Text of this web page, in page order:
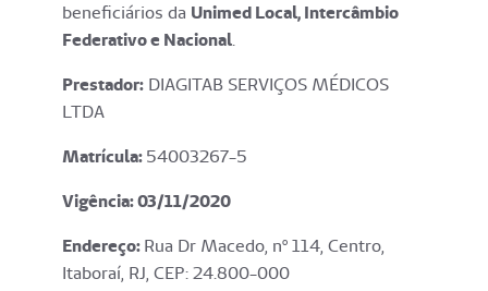
beneficiários da Unimed Local, Intercâmbio
Federativo e Nacional.
Prestador: DIAGITAB SERVIÇOS MÉDICOS
LTDA
Matrícula:54003267-5
Vigência: 03/11/2020
Endereço:Rua Dr Macedo, nº 114, Centro,
Itaboraí, RJ, CEP: 24.800-000